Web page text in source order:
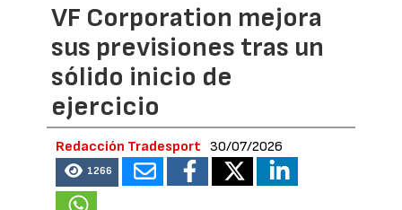
VF Corporation mejora
sus previsiones tras un
sólido inicio de
ejercicio
Redacción Tradesport 30/07/2026
1266